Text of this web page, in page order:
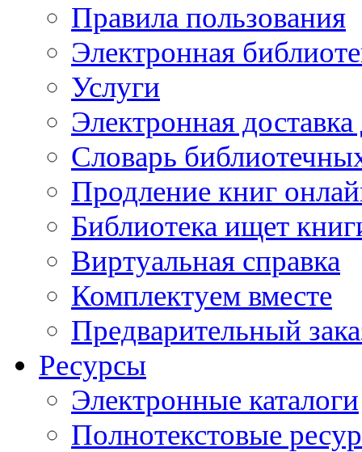
Правила пользования
Электронная
Услуги
Электронная
Словарь
Продление книг
Библиотека ищет
Виртуальная справка
Комплектуем вместе
Предварительный
Ресурсы
Электронные каталоги
Полнотекстовые